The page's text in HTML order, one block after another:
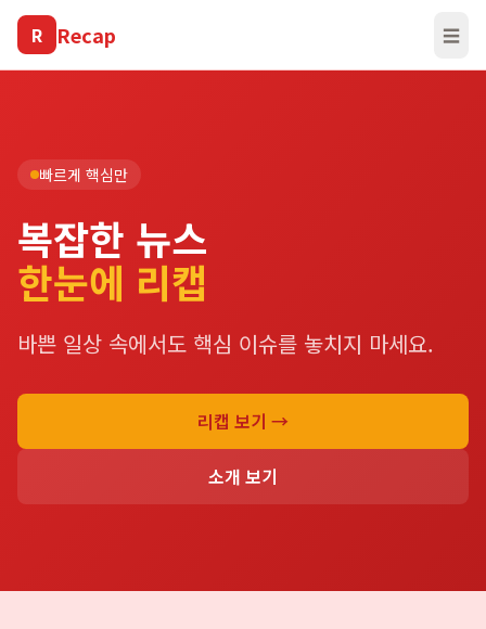
R Recap ☰
빠르게 핵심만
복잡한 뉴스
한눈에 리캡
바쁜 일상 속에서도 핵심 이슈를 놓치지 마세요.
리캡 보기 →
소개 보기